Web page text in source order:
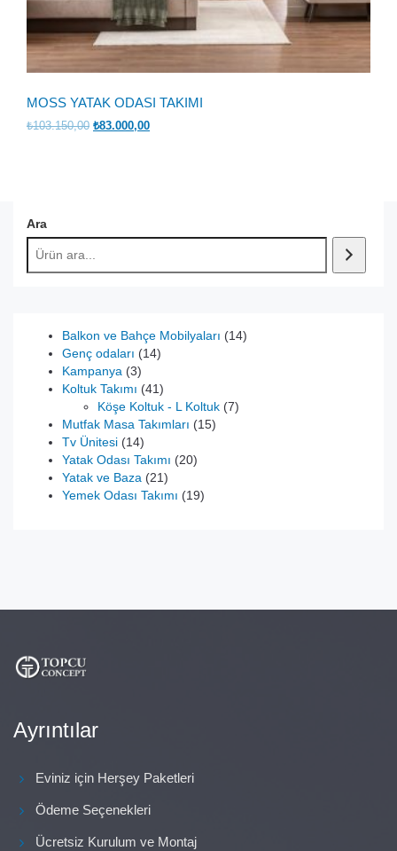
MOSS YATAK ODASI TAKIMI
₺103.150,00 Orijinal
₺83.000,00Şu
Ara
Balkon ve Bahçe Mobilyaları 1414
Genç odaları 1414
Kampanya 33
ürün
Koltuk Takımı 4141
ürün
Köşe Koltuk - L Koltuk 77
Mutfak Masa Takımları 1515
Tv Ünitesi 1414
ürün
Yatak Odası Takımı 2020
Yatak ve Baza 2121
ürün
Yemek Odası Takımı 1919
Ayrıntılar
Eviniz için Herşey Paketleri
Ödeme Seçenekleri
Ücretsiz Kurulum ve Montaj